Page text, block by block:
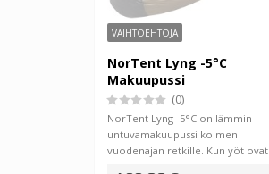
VAIHTOEHTOJA
NorTent Lyng -5°C
Makuupussi
(0)
NorTent Lyng -5°C on lämmin
untuvamakuupussi kolmen
vuodenajan retkille. Kun yöt ovat